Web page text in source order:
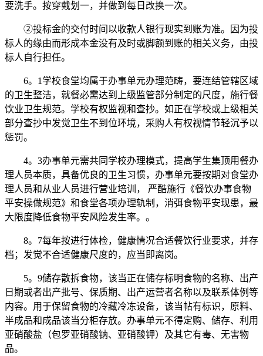
要洗手。按穿戴划一，并做到每日改换一次。
②投标金的交付时间以收款人银行现实到账为准。因为投
标人的缘由而形成本金没有及时或脚额到账的相关义务，由投
标人自行担任。
6。1学校食堂均属于办事单元办理范畴，要连结管辖区域
的卫生整洁，就餐必需达到上级监管部分制定的尺度，施行餐
饮业卫生规范。学校有权监视和查抄。如正在学校或上级相关
部分查抄中发觉卫生不到位环境，采购人有权视情节轻沉予以
惩罚。
4。3办事单元需共同学校办理模式，提高学生集顶用餐办
理人员本质，具备优良的卫生习惯，办事单元要按期对食堂办
理人员和从业人员进行营业培训， 严酷施行《餐饮办事食物
平安操做规范》和食堂各项办理轨制，消弭食物平安现患，最
大限度降低食物平安风险发生率。。
8。7每年按进行体检，健康情况合适餐饮行业要求，并存
档；发觉不合适健康尺度的，应当即离岗。
5。9储存散拆食物，该当正在储存标明食物的名称、出产
日期或者出产批号、保质期、出产运营者名称以及联系体例等
内容。用于保留食物的冷藏冷冻设备，该当帖有标识，原料、
半成品和成品该当分柜存放。办事单元不得定购、储存、利用
亚硝酸盐（包罗亚硝酸钠、亚硝酸钾）及其它有毒、无害物
品。